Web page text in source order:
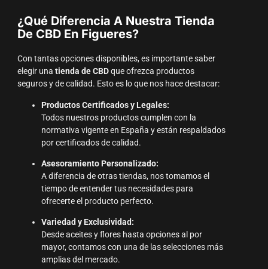
¿Qué Diferencia A Nuestra Tienda
De CBD En Figueres?
Con tantas opciones disponibles, es importante saber
elegir una tienda de CBDque ofrezca productos
seguros y de calidad. Esto es lo que nos hace destacar:
Productos Certificados y Legales:
Todos nuestros productos cumplen con la
normativa vigente en España y están respaldados
por certificados de calidad.
Asesoramiento Personalizado:
A diferencia de otras tiendas, nos tomamos el
tiempo de entender tus necesidades para
ofrecerte el producto perfecto.
Variedad y Exclusividad:
Desde aceites y flores hasta opciones al por
mayor, contamos con una de las selecciones más
amplias del mercado.